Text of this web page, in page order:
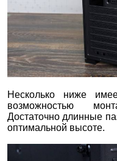
Несколько ниже
возможностью
Достаточно длинные
оптимальной высоте.